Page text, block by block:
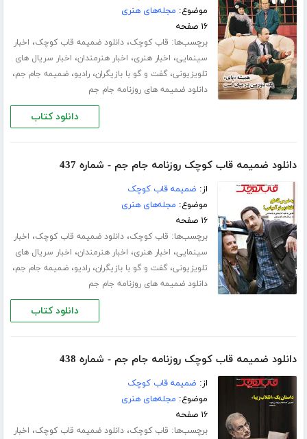
موضوع: مجله‌های هنری
۱۶ صفحه
برچسب‌ها: قاب کوچک،دانلود ضمیمه قاب کوچک، اخبار
سینمایی، اخبار هنری، اخبار هنرمندان، اخبار سریال های
تلویزیونی،گفت و گو با بازیگران،رادیو،ضمیمه جام جم،
دانلود ضمیمه های روزنامه جام جم
دانلود کتاب
دانلود ضمیمه قاب کوچک روزنامه جام جم - شماره 437
از: ضمیمه قاب کوچک
موضوع: مجله‌های هنری
۱۶ صفحه
برچسب‌ها: قاب کوچک،دانلود ضمیمه قاب کوچک، اخبار
سینمایی، اخبار هنری، اخبار هنرمندان، اخبار سریال های
تلویزیونی،گفت و گو با بازیگران،رادیو،ضمیمه جام جم،
دانلود ضمیمه های روزنامه جام جم
دانلود کتاب
دانلود ضمیمه قاب کوچک روزنامه جام جم - شماره 438
از: ضمیمه قاب کوچک
موضوع: مجله‌های هنری
۱۶ صفحه
برچسب‌ها: قاب کوچک،دانلود ضمیمه قاب کوچک، اخبار